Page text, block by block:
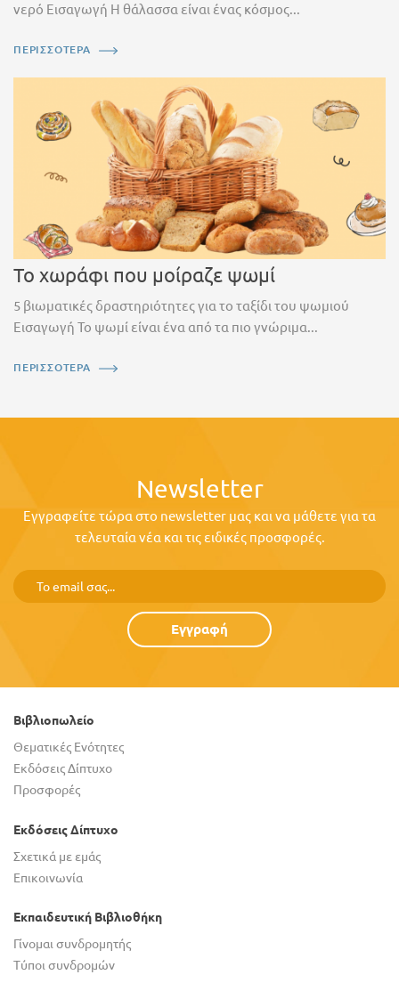
νερό Εισαγωγή Η θάλασσα είναι ένας κόσμος...
ΠΕΡΙΣΣΟΤΕΡΑ
Το χωράφι που μοίραζε ψωμί
5 βιωματικές δραστηριότητες για το ταξίδι του ψωμιού
Εισαγωγή Το ψωμί είναι ένα από τα πιο γνώριμα...
ΠΕΡΙΣΣΟΤΕΡΑ
Newsletter
Εγγραφείτε τώρα στο newsletter μας και να μάθετε για τα
τελευταία νέα και τις ειδικές προσφορές.
Εγγραφή
Βιβλιοπωλείο
Θεματικές Ενότητες
Εκδόσεις Δίπτυχο
Προσφορές
Εκδόσεις Δίπτυχο
Σχετικά με εμάς
Επικοινωνία
Εκπαιδευτική Βιβλιοθήκη
Γίνομαι συνδρομητής
Τύποι συνδρομών